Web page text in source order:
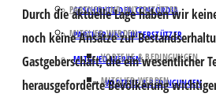
GESCHICHTE DER CONCORDIA
PARTNER UND UNTERSTÜTZER
MITGLIED WERDEN
VORTEILE & BEDINGUNGEN
PARTNER UND UNTERSTÜTZER
MITGLIED WERDEN
VORTEILE & BEDINGUNGEN
MITGLIED WERDEN
Durch die aktuelle Lage haben wir
noch keine Ansätze zur
Gastgeberschaft, die ein wesentlicher
herausgeforderte Bevölkerung